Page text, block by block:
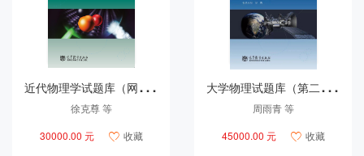
近
代物理学试题库（网络版）
徐克尊 等
30000.00 元
 收藏
大
学物理试题库（第二版）（单机版）
周雨青 等
45000.00 元
 收藏